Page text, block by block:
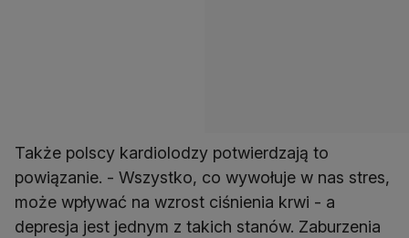
Także polscy kardiolodzy potwierdzają to
powiązanie. - Wszystko, co wywołuje w nas stres,
może wpływać na wzrost ciśnienia krwi - a
depresja jest jednym z takich stanów. Zaburzenia